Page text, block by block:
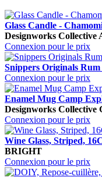
Glass Candle -
Designworks Collective
Connexion pour le prix
Snippers Originals Rum
Connexion pour le prix
Enamel Mug Camp
Designworks Collective
Connexion pour le prix
Wine Glass, Striped,
BRIGHT
Connexion pour le prix